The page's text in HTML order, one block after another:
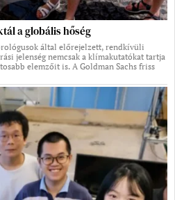
a globális hőség
által előrejelzett, rendkívüli
jelenség nemcsak a klímakutatókat tartja
elemzőit is. A Goldman Sachs friss